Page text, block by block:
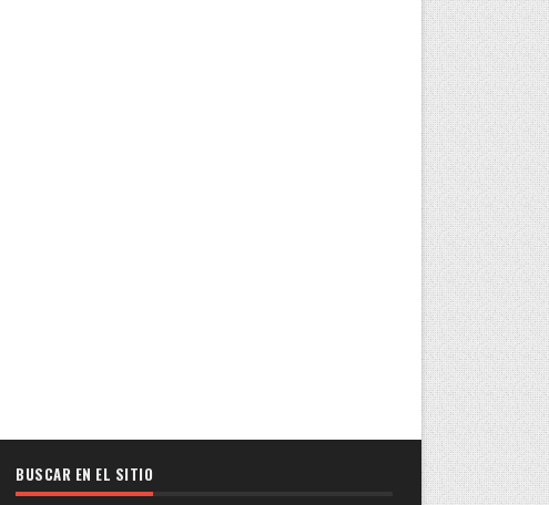
BUSCAR EN EL SITIO